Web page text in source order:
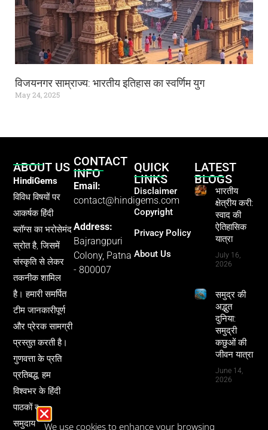
विजयनगर साम्राज्य: भारतीय इतिहास का स्वर्णिम युग
May 24, 2025
ABOUT US
HindiGems
विविध विषयों पर
आकर्षक हिंदी
ब्लॉग्स का भरोसेमंद
स्रोत है, जिसमें
संस्कृति से लेकर
तकनीक शामिल
है। हमारी समर्पित
टीम जानकारीपूर्ण
और प्रेरक सामग्री
प्रस्तुत करती है।
गुणवत्ता के प्रति
प्रतिबद्ध, हम
विश्वभर के हिंदी
पाठकों को ज्ञान और
समुदाय से जोड़ने
CONTACT
INFO
Email:
contact@hindigems.com
Address:
Bajrangpuri
Colony, Patna
- 800007
QUICK
LINKS
Disclaimer
Copyright
Privacy Policy
About Us
LATEST
BLOGS
भारतीय
क्षेत्रीय करी:
स्वाद की
ऐतिहासिक
यात्रा
July 16,
2026
समुद्र की
अद्भुत
दुनिया:
समुद्री
कछुओं की
जीवन यात्रा
June 14,
2026
We use cookies to enhance your browsing